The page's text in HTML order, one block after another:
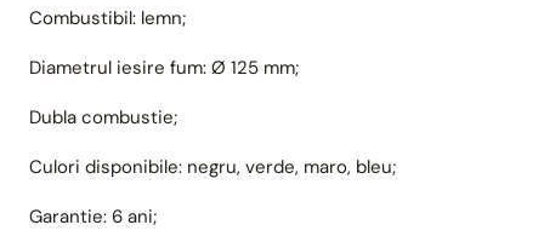
Combustibil: lemn;
Diametrul iesire fum: Ø 125 mm;
Dubla combustie;
Culori disponibile: negru, verde, maro, bleu;
Garantie: 6 ani;